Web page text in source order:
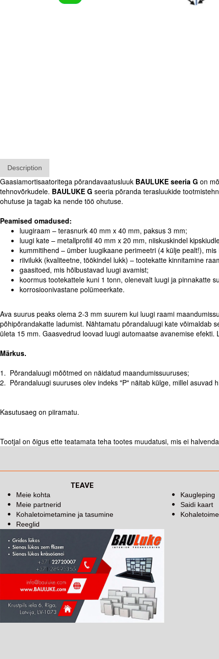
Description
Gaasiamortisaatoritega põrandavaatusluuk BAULUKE seeria G on
tehnovõrkudele. BAULUKE G seeria põranda terasluukide
ohutuse ja tagab ka nende töö ohutuse.
Peamised omadused:
luugiraam – terasnurk 40 mm x 40 mm, paksus 3 mm;
luugi kate – metallprofiil 40 mm x 20 mm, niiskuskindel
kummitihend – ümber luugikaane perimeetri (4 külje pealt!),
riivilukk (kvaliteetne, töökindel lukk) – tootekatte kinnitamine
gaasitoed, mis hõlbustavad luugi avamist;
koormus tootekattele kuni 1 tonn, olenevalt luugi ja pinnakatte
korrosioonivastane polümeerkate.
Ava suurus peaks olema 2-3 mm suurem kui luugi raami
põhipõrandakatte ladumist. Nähtamatu põrandaluugi kate võimaldab
ületa 15 mm. Gaasvedrud loovad luugi automaatse avanemise
Märkus.
1. Põrandaluugi mõõtmed on näidatud maandumissuuruses;
2. Põrandaluugi suuruses olev indeks "P" näitab külge, millel asuvad
Kasutusaeg on piiramatu.
Tootjal on õigus ette teatamata teha tootes muudatusi, mis ei
TEAVE
Meie kohta
Meie partnerid
Kohaletoimetamine ja tasumine
Reeglid
Kaugleping
Saidi kaart